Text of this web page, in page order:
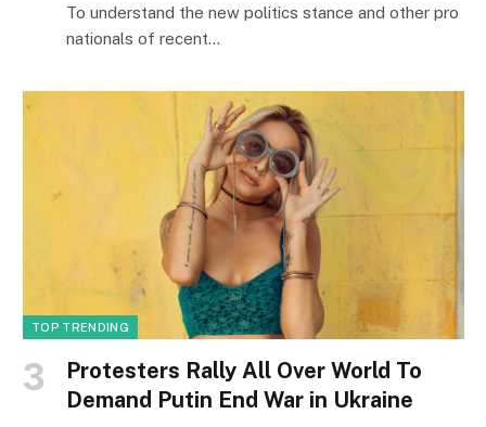
To understand the new politics stance and other pro
nationals of recent…
TOP TRENDING
Protesters Rally All Over World To
Demand Putin End War in Ukraine